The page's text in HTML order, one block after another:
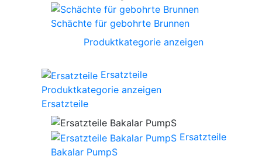
Schächte für gebohrte Brunnen
Produktkategorie anzeigen
Ersatzteile
Produktkategorie anzeigen
Ersatzteile
Ersatzteile
Bakalar PumpS